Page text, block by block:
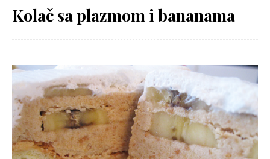
Kolač sa plazmom i bananama